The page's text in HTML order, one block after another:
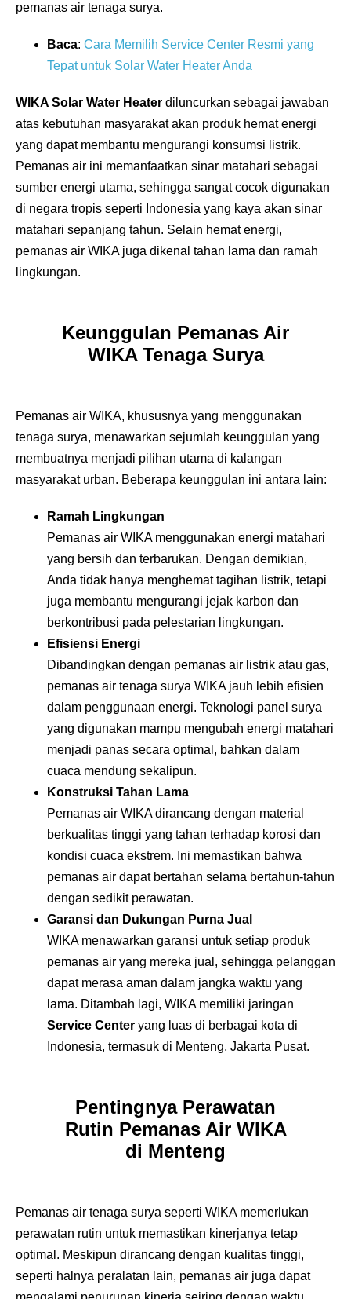
pemanas air tenaga surya.
Baca: Cara Memilih Service Center Resmi yang
Tepat untuk Solar Water Heater Anda
WIKA Solar Water Heater diluncurkan sebagai jawaban
atas kebutuhan masyarakat akan produk hemat energi
yang dapat membantu mengurangi konsumsi listrik.
Pemanas air ini memanfaatkan sinar matahari sebagai
sumber energi utama, sehingga sangat cocok digunakan
di negara tropis seperti Indonesia yang kaya akan sinar
matahari sepanjang tahun. Selain hemat energi,
pemanas air WIKA juga dikenal tahan lama dan ramah
lingkungan.
Keunggulan Pemanas Air
WIKA Tenaga Surya
Pemanas air WIKA, khususnya yang menggunakan
tenaga surya, menawarkan sejumlah keunggulan yang
membuatnya menjadi pilihan utama di kalangan
masyarakat urban. Beberapa keunggulan ini antara lain:
Ramah Lingkungan
Pemanas air WIKA menggunakan energi matahari
yang bersih dan terbarukan. Dengan demikian,
Anda tidak hanya menghemat tagihan listrik, tetapi
juga membantu mengurangi jejak karbon dan
berkontribusi pada pelestarian lingkungan.
Efisiensi Energi
Dibandingkan dengan pemanas air listrik atau gas,
pemanas air tenaga surya WIKA jauh lebih efisien
dalam penggunaan energi. Teknologi panel surya
yang digunakan mampu mengubah energi matahari
menjadi panas secara optimal, bahkan dalam
cuaca mendung sekalipun.
Konstruksi Tahan Lama
Pemanas air WIKA dirancang dengan material
berkualitas tinggi yang tahan terhadap korosi dan
kondisi cuaca ekstrem. Ini memastikan bahwa
pemanas air dapat bertahan selama bertahun-tahun
dengan sedikit perawatan.
Garansi dan Dukungan Purna Jual
WIKA menawarkan garansi untuk setiap produk
pemanas air yang mereka jual, sehingga pelanggan
dapat merasa aman dalam jangka waktu yang
lama. Ditambah lagi, WIKA memiliki jaringan
Service Center yang luas di berbagai kota di
Indonesia, termasuk di Menteng, Jakarta Pusat.
Pentingnya Perawatan
Rutin Pemanas Air WIKA
di Menteng
Pemanas air tenaga surya seperti WIKA memerlukan
perawatan rutin untuk memastikan kinerjanya tetap
optimal. Meskipun dirancang dengan kualitas tinggi,
seperti halnya peralatan lain, pemanas air juga dapat